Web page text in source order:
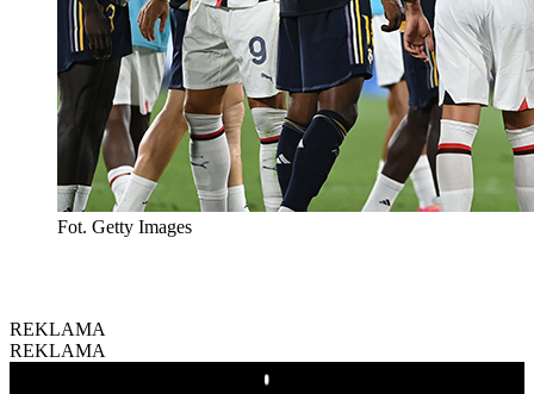
Fot. Getty Images
REKLAMA
REKLAMA
Play